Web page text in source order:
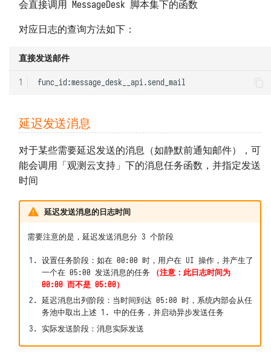
会直接调用 MessageDesk 脚本集下的函数
对应日志的查询方法如下：
直接发送邮件
1
延迟发送消息
对于某些需要延迟发送的消息（如静默前通知邮件），可
能会调用「观测云支持」下的消息任务函数，并指定发送
时间
延迟发送消息的日志时间
需要注意的是，延迟发送消息分 3 个阶段
设置任务阶段：如在 00:00 时，用户在 UI 操作，并产生了
一个在 05:00 发送消息的任务
（注意：此日志时间为
00:00 而不是 05:00）
延迟消息出列阶段：当时间到达 05:00 时，系统内部会从任
务池中取出上述 1. 中的任务，并启动异步发送任务
实际发送阶段：消息实际发送